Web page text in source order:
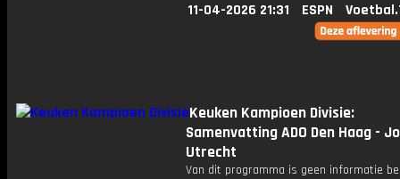
11-04-2026 21:31 ESPN
Keuken Kampioen Divisie:
Samenvatting ADO Den Haag -
Utrecht
Van dit programma is geen informatie